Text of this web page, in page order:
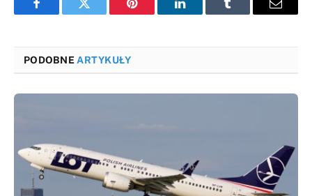
FacebookTwitter Pinterest LinkedInTumblr Email
PODOBNE ARTYKUŁY